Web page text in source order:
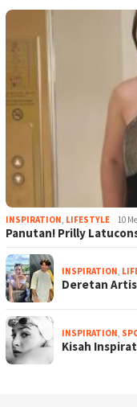
INSPIRATION, LIFESTYLE 10
Panutan! Prilly
INSPIRATION,
Deretan
INSPIRATION,
Kisah